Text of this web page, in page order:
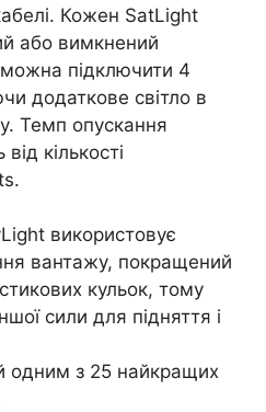
Кожен SatLight
або вимкнений
підключити 4
додаткове світло в
Темп опускання
кількості
використовує
вантажу, покращений
кульок, тому
сили для підняття і
одним з 25 найкращих